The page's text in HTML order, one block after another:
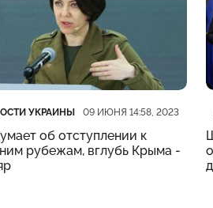
УКРАИНЫ
публикации 09 ИЮНЯ 14:58, 2023
об отступлении к
рубежам, вглубь Крыма -